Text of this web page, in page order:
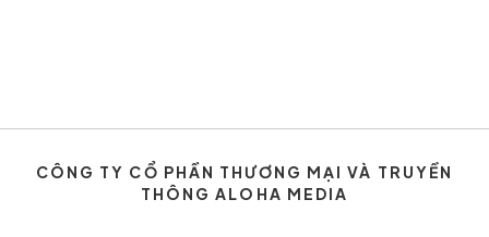
CÔNG TY CỔ PHẦN THƯƠNG MẠI VÀ TRUYỀN
THÔNG ALOHA MEDIA